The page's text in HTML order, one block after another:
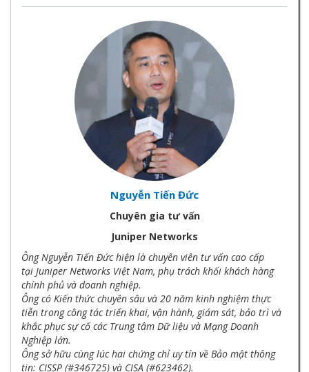
Nguyễn Tiến Đức
Chuyên gia tư vấn
Juniper Networks
Ông Nguyễn Tiến Đức hiện là chuyên viên tư vấn cao cấp
tại Juniper Networks Việt Nam, phụ trách khối khách hàng
chính phủ và doanh nghiệp.
Ông có Kiến thức chuyên sâu và 20 năm kinh nghiệm thực
tiễn trong công tác triển khai, vận hành, giám sát, bảo trì và
khắc phục sự cố các Trung tâm Dữ liệu và Mạng Doanh
Nghiệp lớn.
Ông sở hữu cùng lúc hai chứng chỉ uy tín về Bảo mật thông
tin: CISSP (#346725) và CISA (#623462).